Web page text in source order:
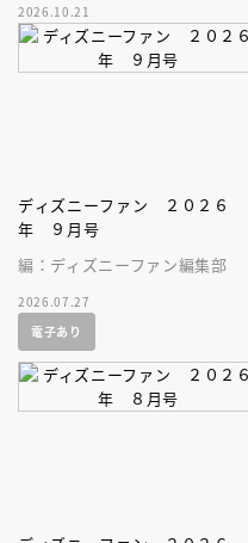
家、キボリノコンノ初のファー
ストブック。
2026.10.21
ディズニーファン ２０２６
年 ９月号
編：ディズニーファン編集部
2026.07.27
電子あり